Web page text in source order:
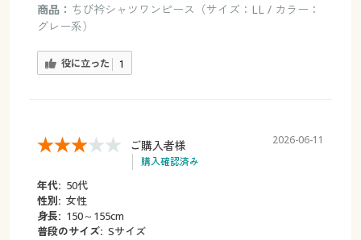
商品： ちび衿シャツワンピース（サイズ：LL / カラー：
グレー系）
役に立った 1
ご購入者様
購入確認済み
2026-06-11
年代: 50代
性別: 女性
身長: 150～155cm
普段のサイズ: Sサイズ